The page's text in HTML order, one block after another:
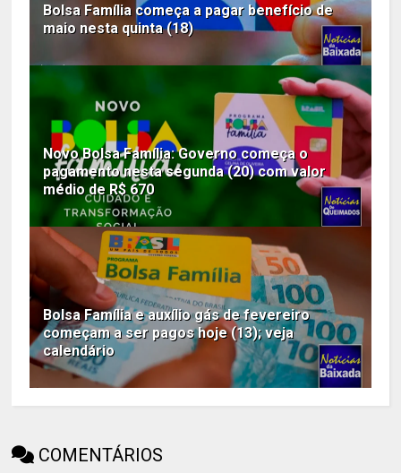
Bolsa Família começa a pagar benefício de
maio nesta quinta (18)
Novo Bolsa Família: Governo começa o
pagamento nesta segunda (20) com valor
médio de R$ 670
Bolsa Família e auxílio gás de fevereiro
começam a ser pagos hoje (13); veja
calendário
COMENTÁRIOS